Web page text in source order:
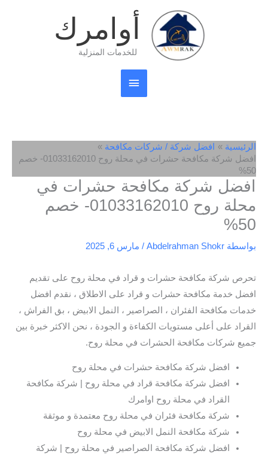
أوامرك
للخدمات المنزلية
القائمة
الرئيسية
الرئيسية
افضل شركة / شركات مكافحة
افضل شركة مكافحة حشرات في محلة روح 01033162010- خصم
50%
افضل شركة مكافحة حشرات في
محلة روح 01033162010- خصم
50%
بواسطة Abdelrahman Shokr
/ مارس 6, 2025
تحرص شركة مكافحة حشرات و قراد في محلة روح على تقديم
افضل خدمة مكافحة حشرات و قراد على الاطلاق ، نقدم افضل
خدمات مكافحة الفئران ، الصراصير ، النمل الابيض ، بق الفراش ،
القراد على أعلى مستويات الكفاءة و الجودة ، نحن الاكثر خبرة بين
جميع شركات مكافحة الحشرات في محلة روح.
افضل شركة مكافحة حشرات في محلة روح
افضل شركة مكافحة قراد في محلة روح | شركة مكافحة
القراد في محلة روح اوامرك
شركة مكافحة فئران في محلة روح معتمدة و موثقة
شركة مكافحة النمل الابيض في محلة روح
افضل شركة مكافحة الصراصير في محلة روح | شركة